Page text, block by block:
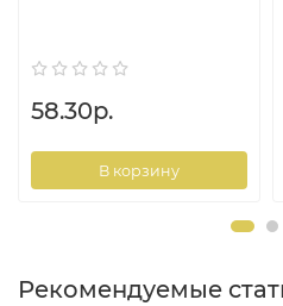
58.30р.
В корзину
Рекомендуемые